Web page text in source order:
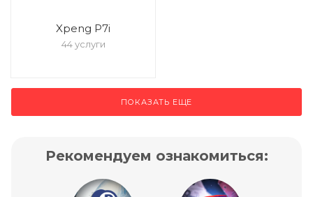
Xpeng P7i
44 услуги
ПОКАЗАТЬ ЕЩЕ
Рекомендуем ознакомиться: